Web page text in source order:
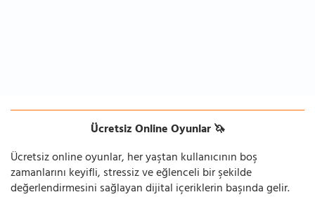
Ücretsiz Online Oyunlar 🦄
Ücretsiz online oyunlar, her yaştan kullanıcının boş
zamanlarını keyifli, stressiz ve eğlenceli bir şekilde
değerlendirmesini sağlayan dijital içeriklerin başında gelir.